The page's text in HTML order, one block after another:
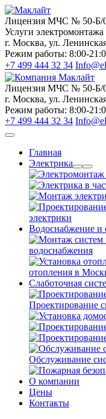
Лицензия МЧС № 50-Б/
Услуги
г. Москва, ул.
Режим работы: 8:00-
+7 499 444 32 34
Лицензия МЧС № 50-Б/
г. Москва, ул.
Режим работы: 8:00-
+7 499 444 32 34
Главная
Электрика
электрики
Водоснабжение и
водоснабжения
отопления в
Слаботочная
Проектирование
Обслуживание
О компании
Цены
Контакты